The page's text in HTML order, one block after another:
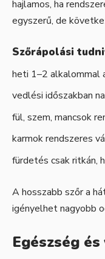
hajlamos, ha
egyszerű, de
Szőrápolási
heti 1–2 alkalommal
vedlési időszakban
fül, szem, mancsok
karmok rendszeres
fürdetés csak ritkán,
A hosszabb szőr a
igényelhet nagyobb
Egészség